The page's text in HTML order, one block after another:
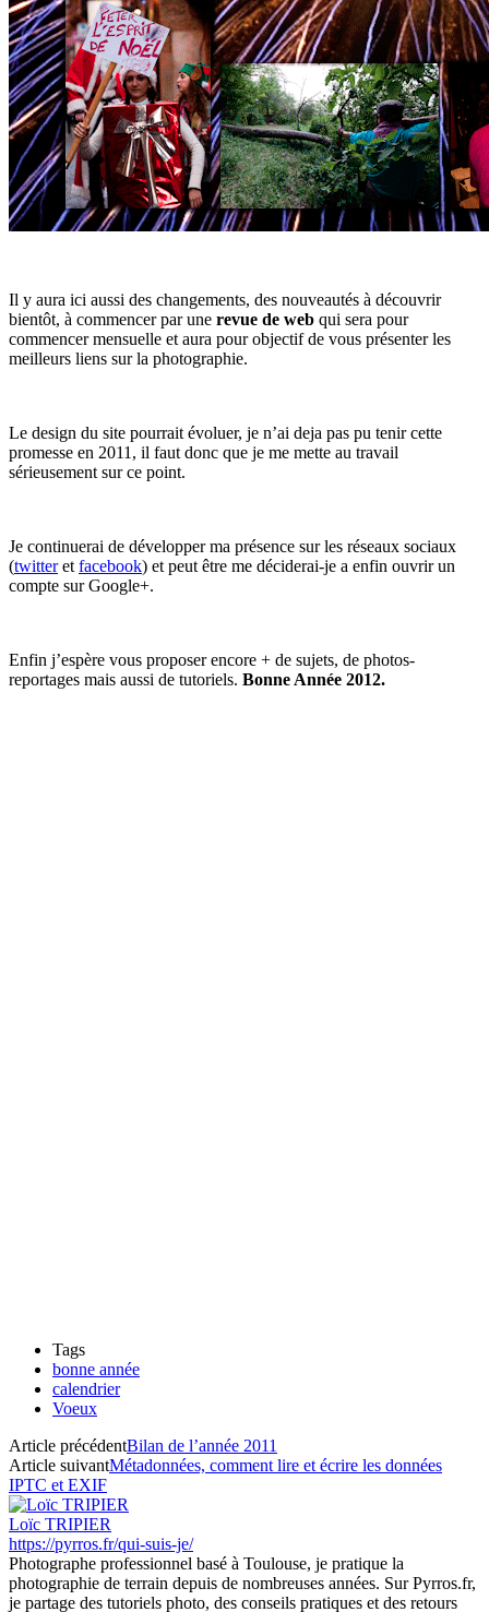
Il y aura ici aussi des changements, des nouveautés à découvrir
bientôt, à commencer par une revue de web qui sera pour
commencer mensuelle et aura pour objectif de vous présenter les
meilleurs liens sur la photographie.
Le design du site pourrait évoluer, je n’ai deja pas pu tenir cette
promesse en 2011, il faut donc que je me mette au travail
sérieusement sur ce point.
Je continuerai de développer ma présence sur les réseaux sociaux
(twitteret facebook) et peut être me déciderai-je a enfin ouvrir un
compte sur Google+.
Enfin j’espère vous proposer encore + de sujets, de photos-
reportages mais aussi de tutoriels. Bonne Année 2012.
Tags
bonne année
calendrier
Voeux
Article précédentBilan de l’année 2011
Article suivantMétadonnées, comment lire et écrire les données
IPTC et EXIF
Loïc TRIPIER
https://pyrros.fr/qui-suis-je/
Photographe professionnel basé à Toulouse, je pratique la
photographie de terrain depuis de nombreuses années. Sur Pyrros.fr,
je partage des tutoriels photo, des conseils pratiques et des retours